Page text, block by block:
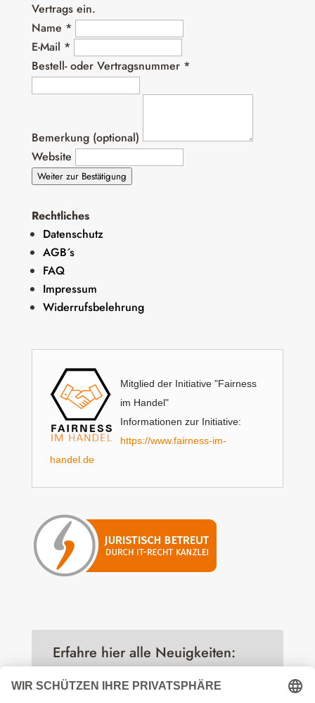
Vertrags ein.
Name *
E-Mail *
Bestell- oder Vertragsnummer *
Bemerkung (optional)
Website
Weiter zur Bestätigung
Rechtliches
Datenschutz
AGB´s
FAQ
Impressum
Widerrufsbelehrung
Mitglied der Initiative "Fairness
im Handel"
Informationen zur Initiative:
https://www.fairness-im-
handel.de
Erfahre hier alle Neuigkeiten: